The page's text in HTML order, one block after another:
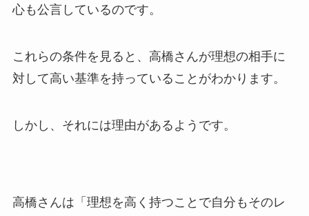
心も公言しているのです。
これらの条件を見ると、高橋さんが理想の相手に
対して高い基準を持っていることがわかります。
しかし、それには理由があるようです。
高橋さんは「理想を高く持つことで自分もそのレ